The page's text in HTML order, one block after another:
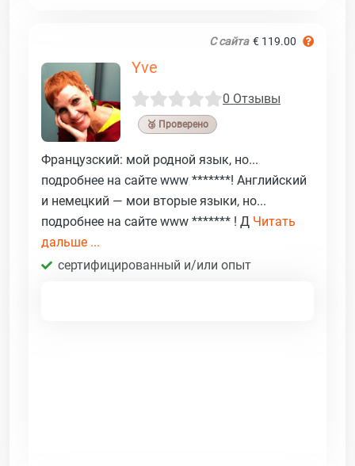
С сайта € 119.00
Yve
0 Отзывы
🥉 Проверено
Французский: мой родной язык, но...
подробнее на сайте www *******! Английский
и немецкий — мои вторые языки, но...
подробнее на сайте www ******* ! Д Читать
дальше ...
сертифицированный и/или опыт